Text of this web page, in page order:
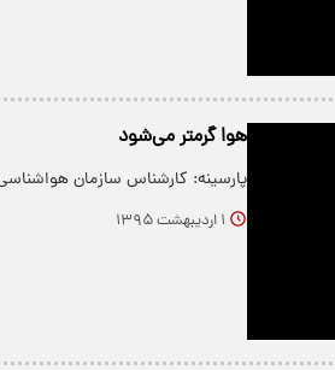
هوا گرمتر می‌شود
پارسینه: کارشناس سازمان
۱ اردیبهشت ۱۳۹۵